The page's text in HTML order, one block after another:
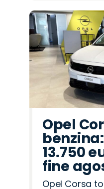
Opel
13.750
fine
Opel Corsa